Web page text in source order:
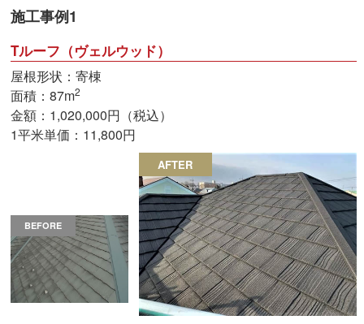
施工事例1
Tルーフ（ヴェルウッド）
屋根形状：寄棟
面積：87m2
金額：1,020,000円（税込）
1平米単価：11,800円
BEFORE
AFTER